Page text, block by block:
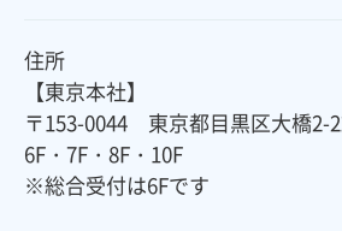
住所
【東京本社】
〒153-0044 東京都目黒区大橋2-
6F・7F・8F・10F
※総合受付は6Fです